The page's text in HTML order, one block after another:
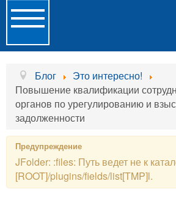
Toggle
Navigation
Главная
Об учреждении
Новости
Образовательные услуги
Услуги проживания
Блог
Это интересно!
Повышение квалификации
органов по урегулированию и
задолженности
Предупреждение
JFolder: :files: Путь ведет не к
[ROOT]/plugins/fields/list[TMP]l.